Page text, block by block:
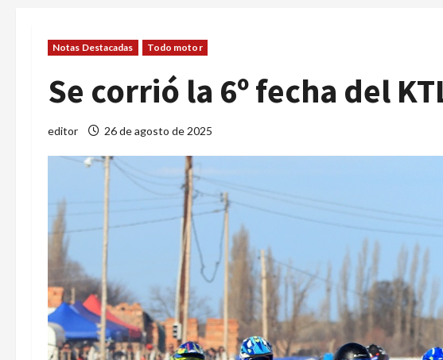
Notas Destacadas Todo motor
Se corrió la 6º fecha del
editor 26 de agosto de 2025